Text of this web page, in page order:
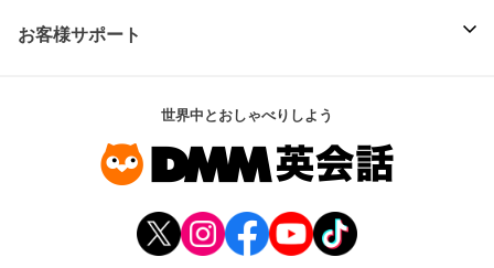
お客様サポート
世界中とおしゃべりしよう